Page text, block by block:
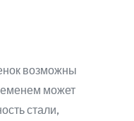
возможны
может
стали,